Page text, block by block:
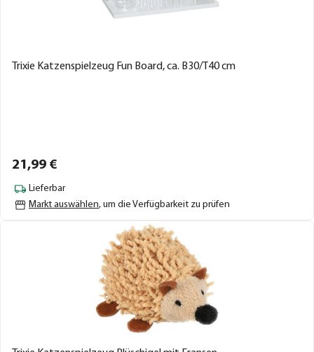
Trixie Katzenspielzeug Fun Board, ca. B30/T40 cm
21,99 €
Lieferbar
Markt auswählen, um die Verfügbarkeit zu prüfen